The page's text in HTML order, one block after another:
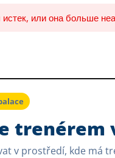
или она больше
trenérem
v prostředí, kde má